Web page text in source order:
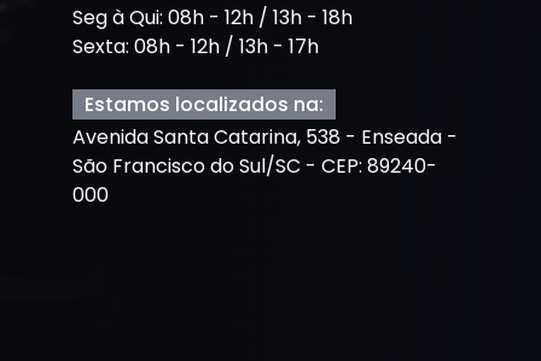
Seg à Qui: 08h - 12h / 13h - 18h
Sexta: 08h - 12h / 13h - 17h
Estamos localizados na:
Avenida Santa Catarina, 538 - Enseada -
São Francisco do Sul/SC - CEP: 89240-
000